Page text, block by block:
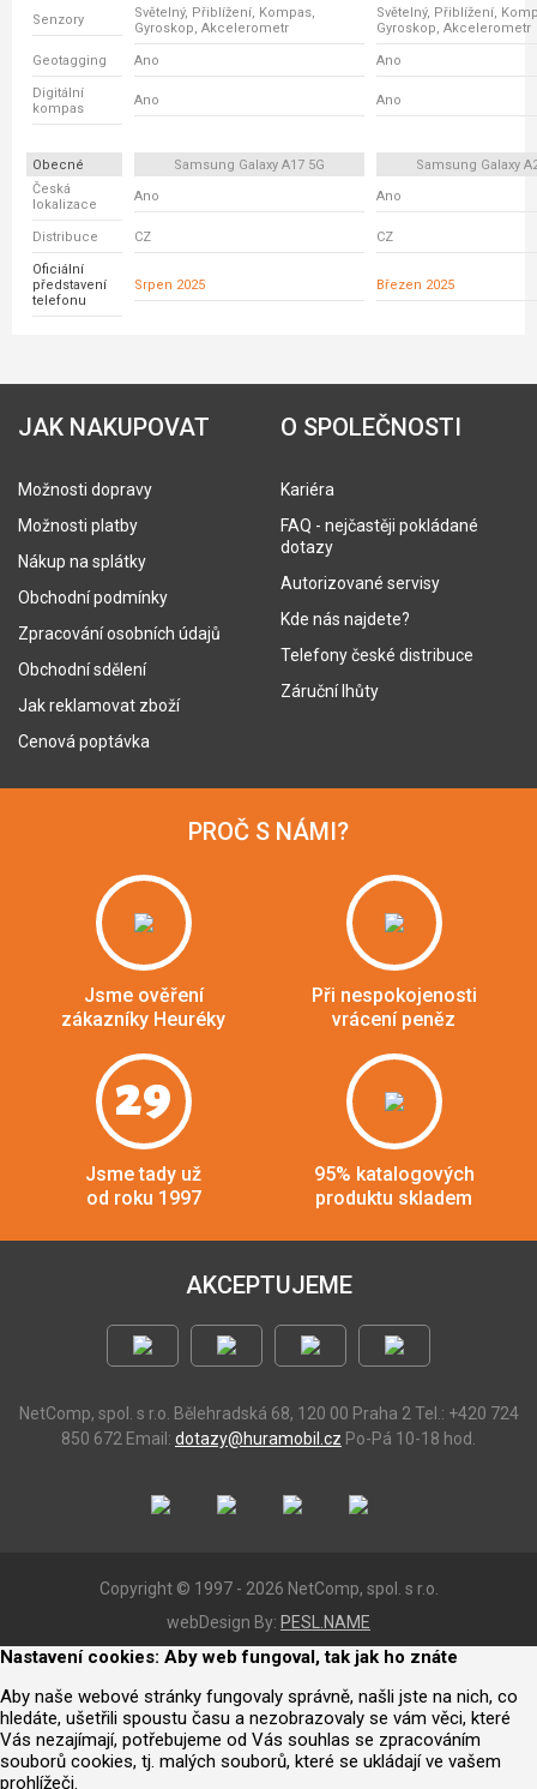
Senzory
Světelný, Přiblížení, Kompas,
Gyroskop, Akcelerometr
Světelný, Přiblížení,
Gyroskop, Akcelerometr
Geotagging Ano Ano
Digitální
kompas
Ano Ano
Obecné Samsung Galaxy A17 5G
Samsung Galaxy
Česká
lokalizace
Ano Ano
Distribuce CZ CZ
Oficiální
představení
telefonu
Srpen 2025 Březen 2025
JAK NAKUPOVAT
Možnosti dopravy
Možnosti platby
Nákup na splátky
Obchodní podmínky
Zpracování osobních údajů
Obchodní sdělení
Jak reklamovat zboží
Cenová poptávka
O SPOLEČNOSTI
Kariéra
FAQ - nejčastěji pokládané
dotazy
Autorizované servisy
Kde nás najdete?
Telefony české distribuce
Záruční lhůty
PROČ S NÁMI?
Jsme ověření
zákazníky Heuréky
Při nespokojenosti
vrácení peněz
29
Jsme tady už
od roku 1997
95% katalogových
produktu skladem
AKCEPTUJEME
NetComp, spol. s r.o. Bělehradská 68, 120 00 Praha 2 Tel.: +420 724
850 672 Email: dotazy@huramobil.cz Po-Pá 10-18 hod.
Copyright © 1997 - 2026 NetComp, spol. s r.o.
webDesign By: PESL.NAME
Nastavení cookies: Aby web fungoval, tak jak ho znáte
Aby naše webové stránky fungovaly správně, našli jste na nich, co
hledáte, ušetřili spoustu času a nezobrazovaly se vám věci, které
Vás nezajímají, potřebujeme od Vás souhlas se zpracováním
souborů cookies, tj. malých souborů, které se ukládají ve vašem
prohlížeči.